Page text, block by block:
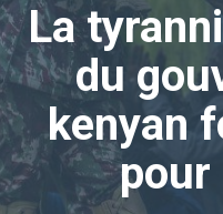
La
du
kenyan
pour